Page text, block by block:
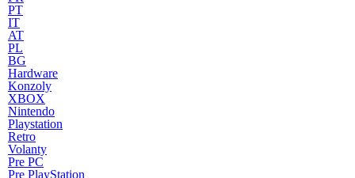
PT
IT
AT
PL
BG
Hardware
Konzoly
XBOX
Nintendo
Playstation
Retro
Volanty
Pre PC
Pre PlayStation